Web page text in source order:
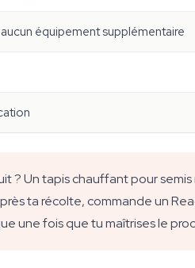
équipement supplémentaire
Un tapis chauffant pour semis
ta récolte, commande un
une fois que tu maîtrises le